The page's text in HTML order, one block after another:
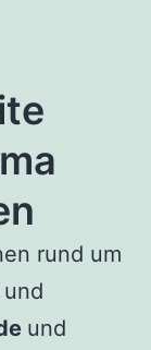
rund um
und
und